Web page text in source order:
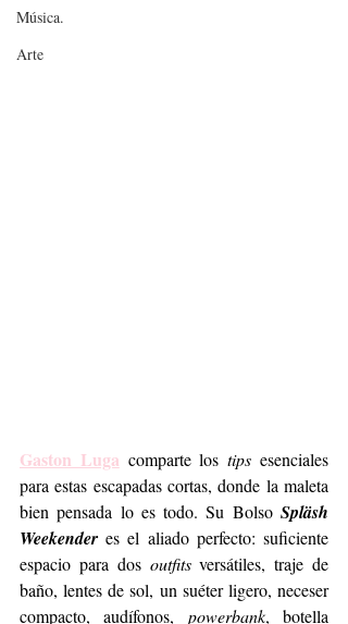
Música.
Arte
Gaston Luga comparte los tips esenciales
para estas escapadas cortas, donde la maleta
bien pensada lo es todo. Su Bolso Spläsh
Weekender es el aliado perfecto: suficiente
espacio para dos outfits versátiles, traje de
baño, lentes de sol, un suéter ligero, neceser
compacto, audífonos, powerbank, botella